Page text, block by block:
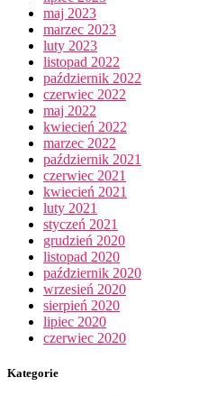
maj 2023
marzec 2023
luty 2023
listopad 2022
październik 2022
czerwiec 2022
maj 2022
kwiecień 2022
marzec 2022
październik 2021
czerwiec 2021
kwiecień 2021
luty 2021
styczeń 2021
grudzień 2020
listopad 2020
październik 2020
wrzesień 2020
sierpień 2020
lipiec 2020
czerwiec 2020
Kategorie